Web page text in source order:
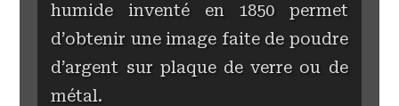
humide inventé en 1850 permet
d’obtenir une image faite de poudre
d’argent sur plaque de verre ou de
métal.